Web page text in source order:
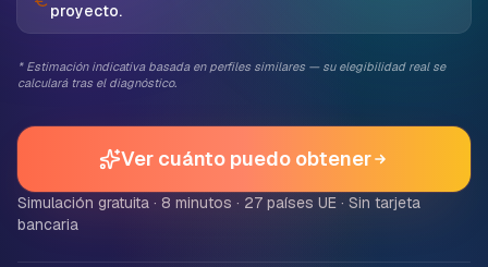
proyecto.
* Estimación indicativa basada en perfiles similares — su elegibilidad real se
calculará tras el diagnóstico.
Ver cuánto puedo obtener
Simulación gratuita · 8 minutos · 27 países UE · Sin tarjeta
bancaria